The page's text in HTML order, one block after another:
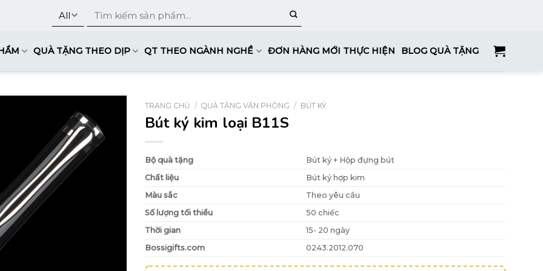
QUÀ TẶNG THEO DỊP QT THEO NGÀNH NGHỀ ĐƠN HÀNG MỚI THỰC HIỆN BLOG QUÀ TẶNG
TRANG CHỦ / QUÀ TẶNG VĂN PHÒNG / BÚT KÝ
Bút ký kim loại B11S
Bộ quà tặng
Bút ký + Hộp đựng bút
Chất liệu
Bút ký hợp kim
Màu sắc
Theo yêu cầu
Số lượng tối thiểu
50 chiếc
Thời gian
15- 20 ngày
Bossigifts.com
0243.2012.070